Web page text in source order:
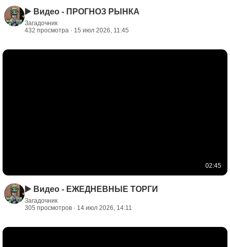
▶️ Видео - ПРОГНОЗ РЫНКА
Загадочник
432 просмотра · 15 июл 2026, 11:45
02:45
▶️ Видео - ЕЖЕДНЕВНЫЕ ТОРГИ
Загадочник
305 просмотров · 14 июл 2026, 14:11